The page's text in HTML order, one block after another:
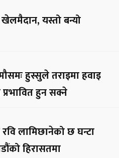
यस्तो बन्यो
हुस्सुले तराइमा हवाइ
प्रभावित हुन सक्ने
लामिछानेको छ घन्टा
हिरासतमा